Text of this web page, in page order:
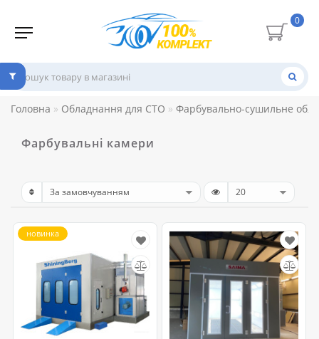
0
Головна Обладнання для СТО Фарбувально-сушильне
Фарбувальні камери
новинка